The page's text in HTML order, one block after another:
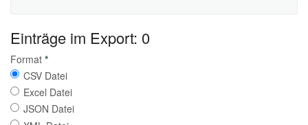
Einträge im Export: 0
Format *
CSV Datei
Excel Datei
JSON Datei